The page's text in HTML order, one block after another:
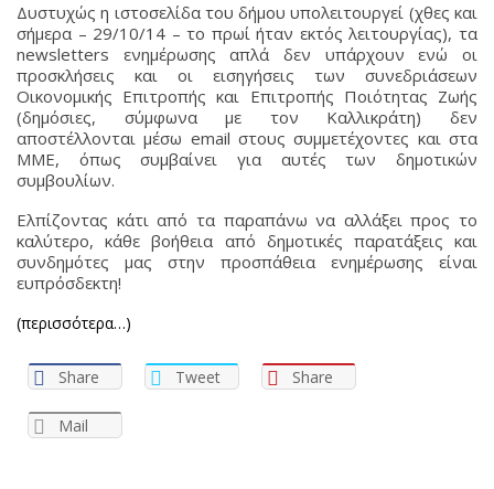
Δυστυχώς η ιστοσελίδα του δήμου υπολειτουργεί (χθες και
σήμερα – 29/10/14 – το πρωί ήταν εκτός λειτουργίας), τα
newsletters ενημέρωσης απλά δεν υπάρχουν ενώ οι
προσκλήσεις και οι εισηγήσεις των συνεδριάσεων
Οικονομικής Επιτροπής και Επιτροπής Ποιότητας Ζωής
(δημόσιες, σύμφωνα με τον Καλλικράτη) δεν
αποστέλλονται μέσω email στους συμμετέχοντες και στα
ΜΜΕ, όπως συμβαίνει για αυτές των δημοτικών
συμβουλίων.
Ελπίζοντας κάτι από τα παραπάνω να αλλάξει προς το
καλύτερο, κάθε βοήθεια από δημοτικές παρατάξεις και
συνδημότες μας στην προσπάθεια ενημέρωσης είναι
ευπρόσδεκτη!
(περισσότερα…)
Share Tweet Share
Mail